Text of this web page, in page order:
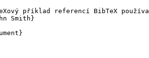
příklad referencí BibTeX
Smith}
}